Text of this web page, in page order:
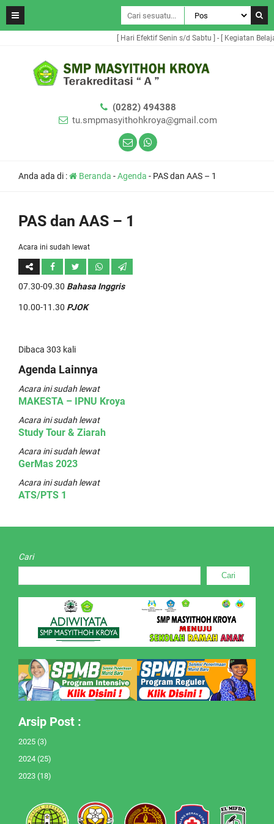
[ Hari Efektif Senin s/d Sabtu ] - [ Kegiatan
(0282) 494388
tu.smpmasyithohkroya@gmail.com
Anda ada di : Beranda -Agenda - PAS dan AAS – 1
PAS dan AAS – 1
Acara ini sudah lewat
07.30-09.30 Bahasa Inggris
10.00-11.30 PJOK
Dibaca 303 kali
Agenda Lainnya
Acara ini sudah lewat
MAKESTA – IPNU Kroya
Acara ini sudah lewat
Study Tour & Ziarah
Acara ini sudah lewat
GerMas 2023
Acara ini sudah lewat
ATS/PTS 1
Cari
Cari
Arsip Post :
2025 (3)
2024 (25)
2023 (18)